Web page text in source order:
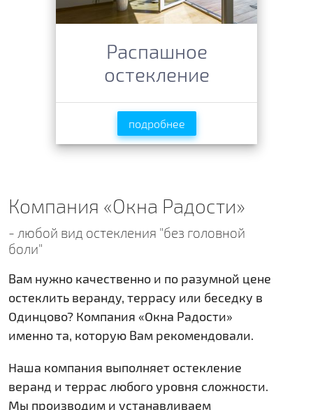
Распашное
остекление
подробнее
Компания «Окна Радости»
- любой вид остекления "без головной
боли"
Вам нужно качественно и по разумной цене
остеклить веранду, террасу или беседку в
Одинцово? Компания «Окна Радости»
именно та, которую Вам рекомендовали.
Наша компания выполняет остекление
веранд и террас любого уровня сложности.
Мы производим и устанавливаем